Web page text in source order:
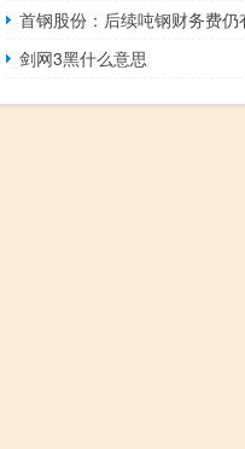
首钢股份：后续吨钢财务费仍
剑网3黑什么意思